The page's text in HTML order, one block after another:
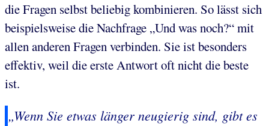
die Fragen selbst beliebig kombinieren. So lässt sich
beispielsweise die Nachfrage „Und was noch?“ mit
allen anderen Fragen verbinden. Sie ist besonders
effektiv, weil die erste Antwort oft nicht die beste
ist.
„Wenn Sie etwas länger neugierig sind, gibt es